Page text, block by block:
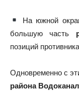
На южной
большую часть
позиций
Одновременно с
района Водоканал